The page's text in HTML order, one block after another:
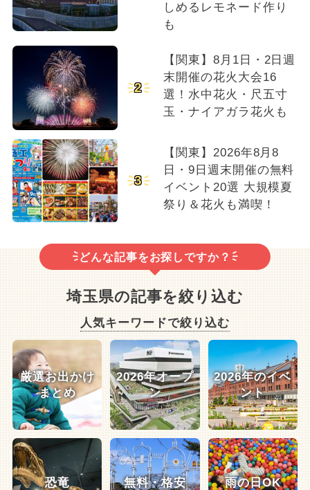
しめるレモネード作り
も
2
【関東】8月1日・2日週
末開催の花火大会16
選！水中花火・尺五寸
玉・ナイアガラ花火も
3
【関東】2026年8月8
日・9日週末開催の無料
イベント20選 大規模夏
祭り＆花火も満喫！
どんな記事をお探しですか？
埼玉県の記事を絞り込む
人気キーワードで絞り込む
厳選お出かけ
まとめ
2026年オープ
ン
2026年のイベ
ント
恐竜 無料・格安 雨の日OK